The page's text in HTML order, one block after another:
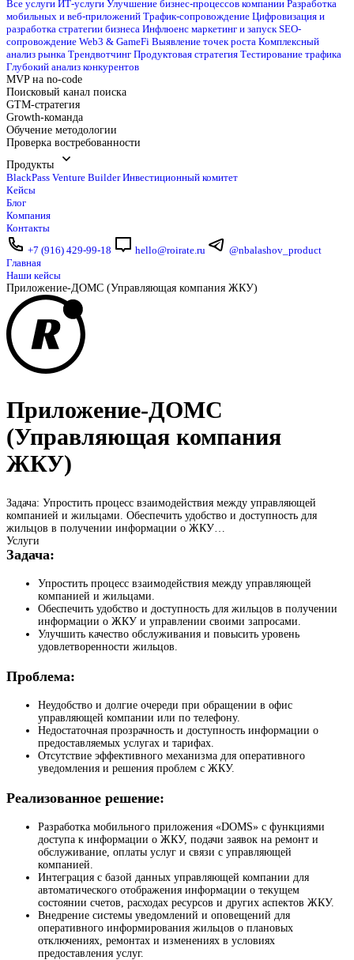
Все услуги ИТ-услуги Улучшение бизнес-процессов компании Разработка
мобильных и веб-приложений Трафик-сопровождение Цифровизация и
разработка стратегии бизнеса Инфлюенс маркетинг и запуск SEO-
сопровождение Web3 & GameFi Выявление точек роста Комплексный
анализ рынка Трендвотчинг Продуктовая стратегия Тестирование трафика
Глубокий анализ конкурентов
MVP на no-code
Поисковый канал поиска
GTM-стратегия
Growth-команда
Обучение методологии
Проверка востребованности
Продукты
BlackPass Venture Builder Инвестиционный комитет
Кейсы
Блог
Компания
Контакты
+7 (916) 429-99-18
hello@roirate.ru
@nbalashov_product
Главная
Наши кейсы
Приложение-ДОМС (Управляющая компания ЖКУ)
Приложение-ДОМС
(Управляющая компания
ЖКУ)
Задача: Упростить процесс взаимодействия между управляющей
компанией и жильцами. Обеспечить удобство и доступность для
жильцов в получении информации о ЖКУ…
Услуги
Задача:
Упростить процесс взаимодействия между управляющей
компанией и жильцами.
Обеспечить удобство и доступность для жильцов в получении
информации о ЖКУ и управлении своими запросами.
Улучшить качество обслуживания и повысить уровень
удовлетворенности жильцов.
Проблема:
Неудобство и долгие очереди при обращении в офис
управляющей компании или по телефону.
Недостаточная прозрачность и доступность информации о
предоставляемых услугах и тарифах.
Отсутствие эффективного механизма для оперативного
уведомления и решения проблем с ЖКУ.
Реализованное решение:
Разработка мобильного приложения «DOMS» с функциями
доступа к информации о ЖКУ, подачи заявок на ремонт и
обслуживание, оплаты услуг и связи с управляющей
компанией.
Интеграция с базой данных управляющей компании для
автоматического отображения информации о текущем
состоянии счетов, расходах ресурсов и других аспектов ЖКУ.
Внедрение системы уведомлений и оповещений для
оперативного информирования жильцов о плановых
отключениях, ремонтах и изменениях в условиях
предоставления услуг.